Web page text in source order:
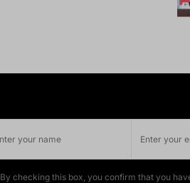
By checking this box, you confirm that you